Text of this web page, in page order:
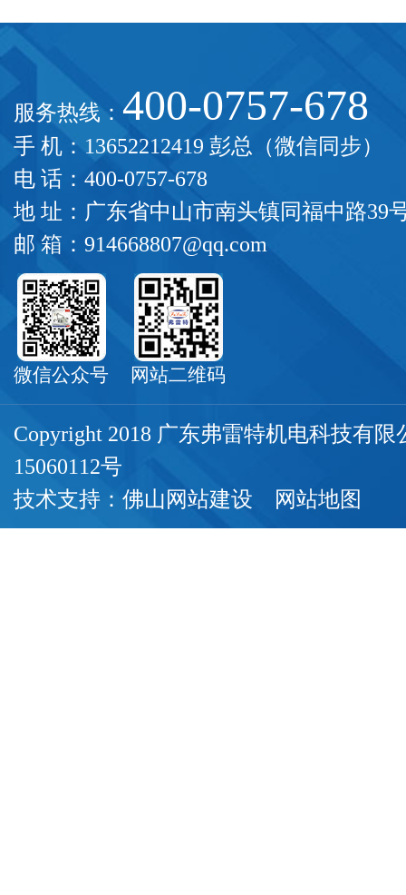
服务热线： 400-0757-678
手 机：13652212419 彭总（微信同步）
电 话：400-0757-678
地 址：广东省中山市南头镇同福中路39
邮 箱：914668807@qq.com
微信公众号 网站二维码
Copyright 2018 广东弗雷特机电科技有
15060112号
技术支持： 佛山网站建设 网站地图